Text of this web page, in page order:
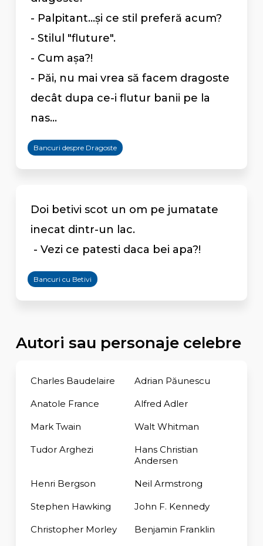
- Palpitant...şi ce stil preferă acum?
- Stilul "fluture".
- Cum aşa?!
- Păi, nu mai vrea să facem dragoste
decât dupa ce-i flutur banii pe la
nas...
Bancuri despre Dragoste
Doi betivi scot un om pe jumatate
inecat dintr-un lac.
- Vezi ce patesti daca bei apa?!
Bancuri cu Betivi
Autori sau personaje celebre
Charles Baudelaire Adrian Păunescu
Anatole France Alfred Adler
Mark Twain Walt Whitman
Tudor Arghezi
Hans Christian
Andersen
Henri Bergson Neil Armstrong
Stephen Hawking John F. Kennedy
Christopher Morley Benjamin Franklin